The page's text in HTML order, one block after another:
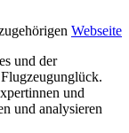
Webseite
und der
und
und analysieren